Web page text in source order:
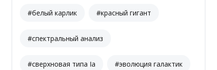
#белый карлик #красный гигант
#спектральный анализ
#сверхновая типа Ia #эволюция галактик